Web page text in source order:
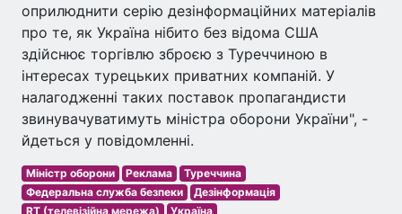
оприлюднити серію дезінформаційних матеріалів
про те, як Україна нібито без відома США
здійснює торгівлю зброєю з Туреччиною в
інтересах турецьких приватних компаній. У
налагодженні таких поставок пропагандисти
звинувачуватимуть міністра оборони України", -
йдеться у повідомленні.
Міністр оборони Реклама
Туреччина
Федеральна служба безпеки
Дезінформація
RT (телевізійна мережа)
Україна